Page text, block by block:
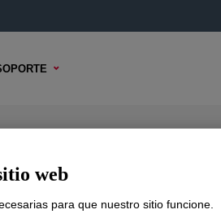
web
para que nuestro sitio funcione.